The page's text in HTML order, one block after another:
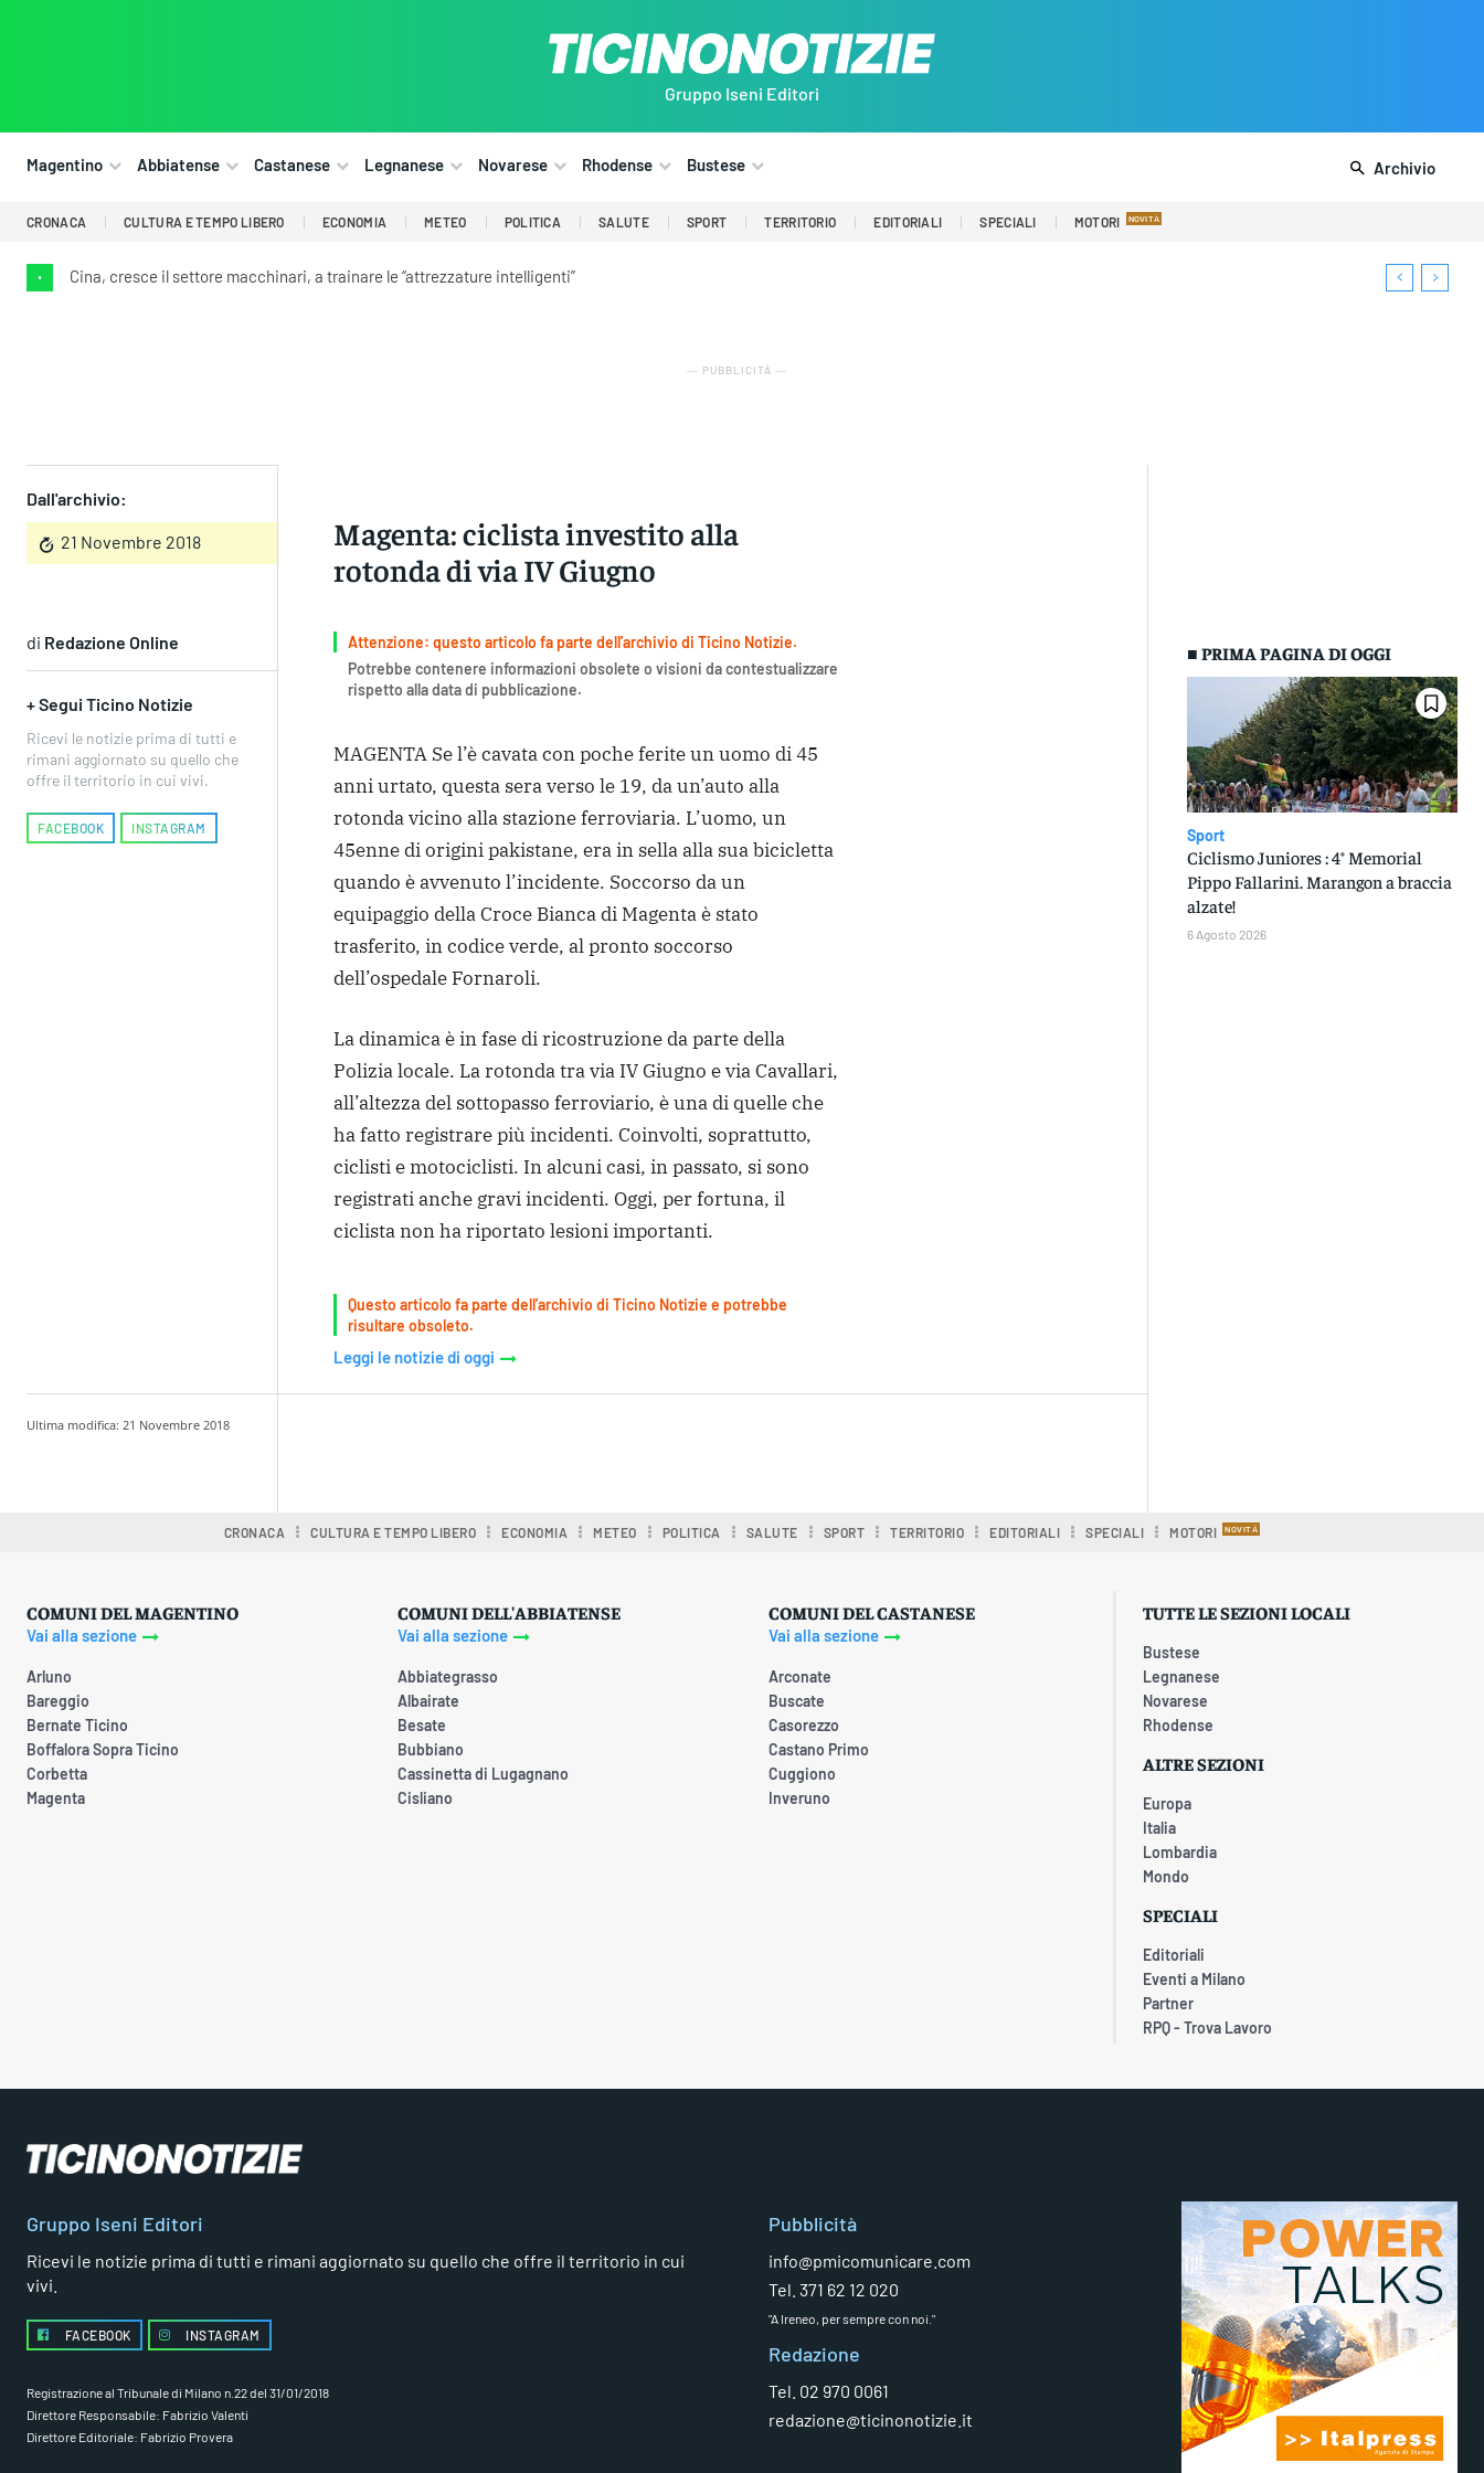
Gruppo Iseni Editori
Magentino Abbiatense Castanese Legnanese Novarese Rhodense Bustese Archivio
CRONACA CULTURA E TEMPO LIBERO ECONOMIA METEO POLITICA SALUTE SPORT TERRITORIO EDITORIALI SPECIALI MOTORI
• Cina, cresce il settore macchinari, a trainare le “attrezzature intelligenti”
― PUBBLICITÀ ―
Dall'archivio:
21 Novembre 2018
Magenta: ciclista investito alla
rotonda di via IV Giugno
di Redazione Online
+ Segui Ticino Notizie
Ricevi le notizie prima di tutti e
rimani aggiornato su quello che
offre il territorio in cui vivi.
FACEBOOK INSTAGRAM
Attenzione: questo articolo fa parte dell'archivio di Ticino Notizie.
Potrebbe contenere informazioni obsolete o visioni da contestualizzare
rispetto alla data di pubblicazione.
MAGENTA Se l’è cavata con poche ferite un uomo di 45
anni urtato, questa sera verso le 19, da un’auto alla
rotonda vicino alla stazione ferroviaria. L’uomo, un
45enne di origini pakistane, era in sella alla sua bicicletta
quando è avvenuto l’incidente. Soccorso da un
equipaggio della Croce Bianca di Magenta è stato
trasferito, in codice verde, al pronto soccorso
dell’ospedale Fornaroli.
La dinamica è in fase di ricostruzione da parte della
Polizia locale. La rotonda tra via IV Giugno e via Cavallari,
all’altezza del sottopasso ferroviario, è una di quelle che
ha fatto registrare più incidenti. Coinvolti, soprattutto,
ciclisti e motociclisti. In alcuni casi, in passato, si sono
registrati anche gravi incidenti. Oggi, per fortuna, il
ciclista non ha riportato lesioni importanti.
Questo articolo fa parte dell'archivio di Ticino Notizie e potrebbe
risultare obsoleto.
Leggi le notizie di oggi
■ PRIMA PAGINA DI OGGI
Sport
Ciclismo Juniores : 4° Memorial
Pippo Fallarini. Marangon a braccia
alzate!
6 Agosto 2026
Ultima modifica: 21 Novembre 2018
CRONACA CULTURA E TEMPO LIBERO ECONOMIA METEO POLITICA SALUTE SPORT TERRITORIO EDITORIALI SPECIALI MOTORI
COMUNI DEL MAGENTINO
Vai alla sezione
Arluno
Bareggio
Bernate Ticino
Boffalora Sopra Ticino
Corbetta
Magenta
COMUNI DELL'ABBIATENSE
Vai alla sezione
Abbiategrasso
Albairate
Besate
Bubbiano
Cassinetta di Lugagnano
Cisliano
COMUNI DEL CASTANESE
Vai alla sezione
Arconate
Buscate
Casorezzo
Castano Primo
Cuggiono
Inveruno
TUTTE LE SEZIONI LOCALI
Bustese
Legnanese
Novarese
Rhodense
ALTRE SEZIONI
Europa
Italia
Lombardia
Mondo
SPECIALI
Editoriali
Eventi a Milano
Partner
RPQ - Trova Lavoro
Gruppo Iseni Editori
Ricevi le notizie prima di tutti e rimani aggiornato su quello che offre il territorio in cui
vivi.
FACEBOOK INSTAGRAM
Registrazione al Tribunale di Milano n.22 del 31/01/2018
Direttore Responsabile: Fabrizio Valenti
Direttore Editoriale: Fabrizio Provera
Pubblicità
info@pmicomunicare.com
Tel. 371 62 12 020
"A Ireneo, per sempre con noi."
Redazione
Tel. 02 970 0061
redazione@ticinonotizie.it